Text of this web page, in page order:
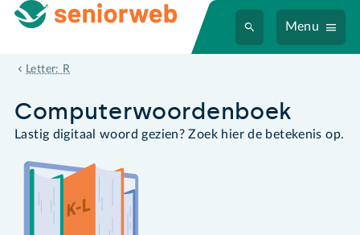
Menu
Letter: R
rechtsklikken
Computer­woordenboek
Lastig digitaal woord gezien? Zoek hier de betekenis op.